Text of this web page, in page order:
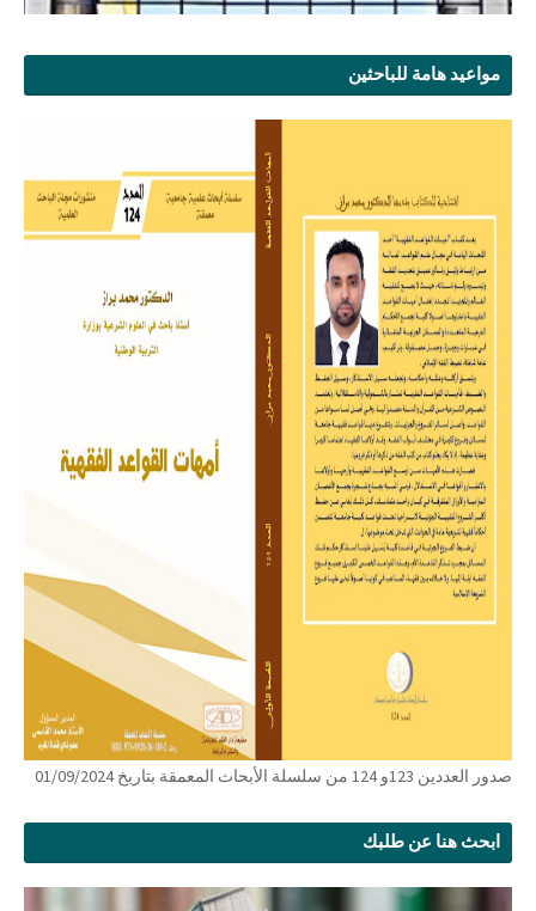
مواعيد هامة للباحثين
صدور العددين 123و 124 من سلسلة الأبحاث المعمقة بتاريخ 01/09/2024
ابحث هنا عن طلبك